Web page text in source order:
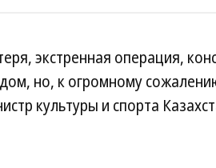
экстренная операция,
но, к огромному
культуры и спорта